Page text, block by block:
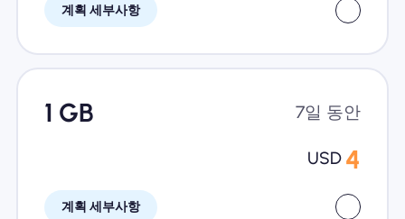
계획 세부사항
1 GB 7일 동안
USD 4
계획 세부사항